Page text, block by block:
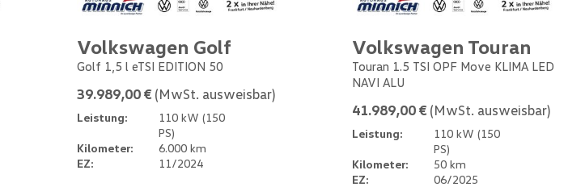
Volkswagen Golf
Golf 1,5 l eTSI EDITION 50
39.989,00 € (MwSt. ausweisbar)
Leistung:
110 kW (150
PS)
Kilometer:
6.000 km
EZ:
11/2024
Volkswagen Touran
Touran 1.5 TSI OPF Move KLIMA LED
NAVI ALU
41.989,00 € (MwSt. ausweisbar)
Leistung:
110 kW (150
PS)
Kilometer:
50 km
EZ:
06/2025